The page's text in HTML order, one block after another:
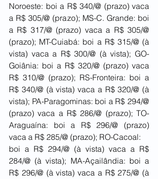
Noroeste: boi a R$ 340/@ (prazo) vaca
a R$ 305/@ (prazo); MS-C. Grande: boi
a R$ 317/@ (prazo) vaca a R$ 305/@
(prazo); MT-Cuiabá: boi a R$ 315/@ (à
vista) vaca a R$ 300/@ (à vista); GO-
Goiânia: boi a R$ 320/@ (prazo) vaca
R$ 310/@ (prazo); RS-Fronteira: boi a
R$ 340/@ (à vista) vaca a R$ 320/@ (à
vista); PA-Paragominas: boi a R$ 294/@
(prazo) vaca a R$ 286/@ (prazo); TO-
Araguaína: boi a R$ 296/@ (prazo)
vaca a R$ 285/@ (prazo); RO-Cacoal:
boi a R$ 294/@ (à vista) vaca a R$
284/@ (à vista); MA-Açailândia: boi a
R$ 296/@ (à vista) vaca a R$ 275/@ (à